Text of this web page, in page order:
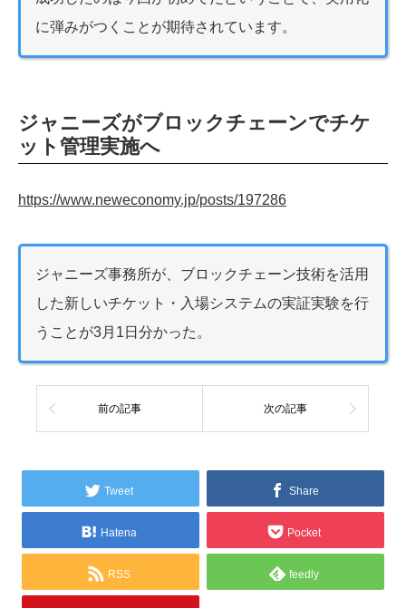
に弾みがつくことが期待されています。
ジャニーズがブロックチェーンでチケ
ット管理実施へ
https://www.neweconomy.jp/posts/197286
ジャニーズ事務所が、ブロックチェーン技術を活用
した新しいチケット・入場システムの実証実験を行
うことが3月1日分かった。
前の記事 次の記事
Tweet Share
Hatena Pocket
RSS feedly